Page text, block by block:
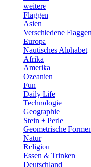
weitere
Flaggen
Asien
Verschiedene Flaggen
Europa
Nautisches Alphabet
Afrika
Amerika
Ozeanien
Fun
Daily Life
Technologie
Geographie
Stein + Perle
Geometrische Formen
Natur
Religion
Essen & Trinken
Deutschland